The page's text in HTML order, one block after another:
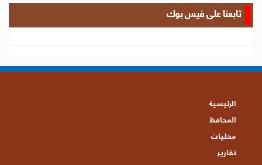
تابعنا على فيس بوك
الرئيسية
المحافظ
محليات
تقارير